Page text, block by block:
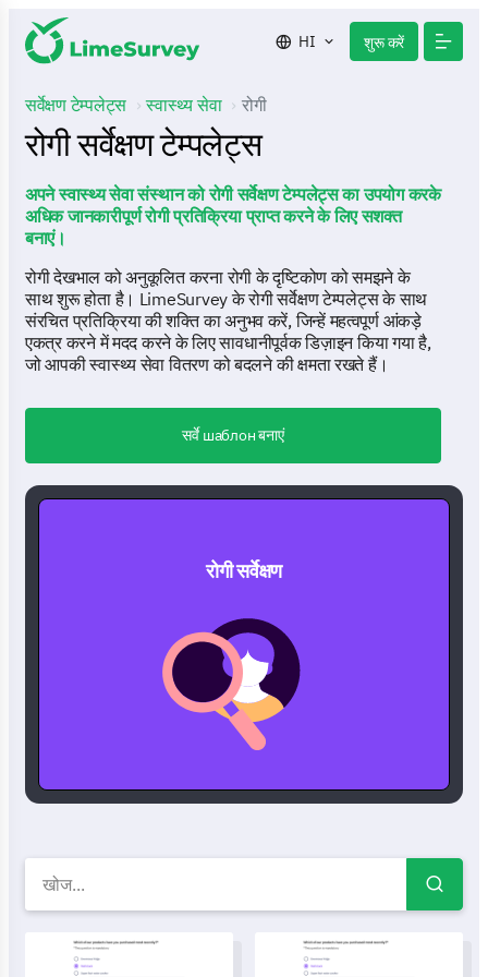
HI शुरू करें
सर्वेक्षण टेम्पलेट्स स्वास्थ्य सेवा रोगी
रोगी सर्वेक्षण टेम्पलेट्स
अपने स्वास्थ्य सेवा संस्थान को रोगी सर्वेक्षण टेम्पलेट्स का उपयोग करके
अधिक जानकारीपूर्ण रोगी प्रतिक्रिया प्राप्त करने के लिए सशक्त
बनाएं।
रोगी देखभाल को अनुकूलित करना रोगी के दृष्टिकोण को समझने के
साथ शुरू होता है। LimeSurvey के रोगी सर्वेक्षण टेम्पलेट्स के साथ
संरचित प्रतिक्रिया की शक्ति का अनुभव करें, जिन्हें महत्वपूर्ण आंकड़े
एकत्र करने में मदद करने के लिए सावधानीपूर्वक डिज़ाइन किया गया है,
जो आपकी स्वास्थ्य सेवा वितरण को बदलने की क्षमता रखते हैं।
सर्वे шаблон बनाएं
रोगी सर्वेक्षण
रोगी सर्वेक्षण टेम्पलेट्स, उदाहरण और
क्रोनिक बीमारी प्रबंधन सर्वेक्षण टेम्पलेट दैनिक तनाव स्तर सर्वेक्षण टेम्पलेट